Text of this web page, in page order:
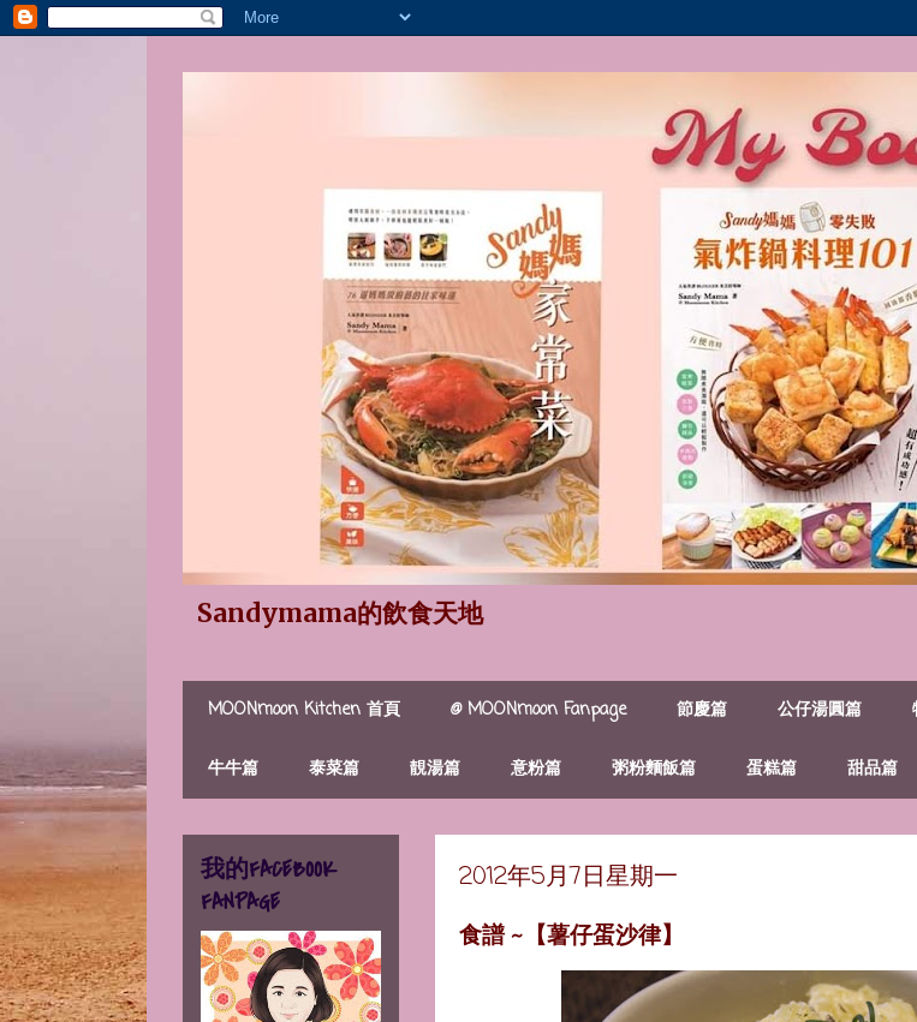
Sandymama的飲食天地
MOONmoon Kitchen 首頁 @ MOONmoon Fanpage 節慶篇 公仔湯圓篇
牛牛篇 泰菜篇 靚湯篇 意粉篇 粥粉麵飯篇 蛋糕篇 甜品篇
2012年5月7日星期一
食譜 ~【薯仔蛋沙律】
我的FACEBOOK
FANPAGE